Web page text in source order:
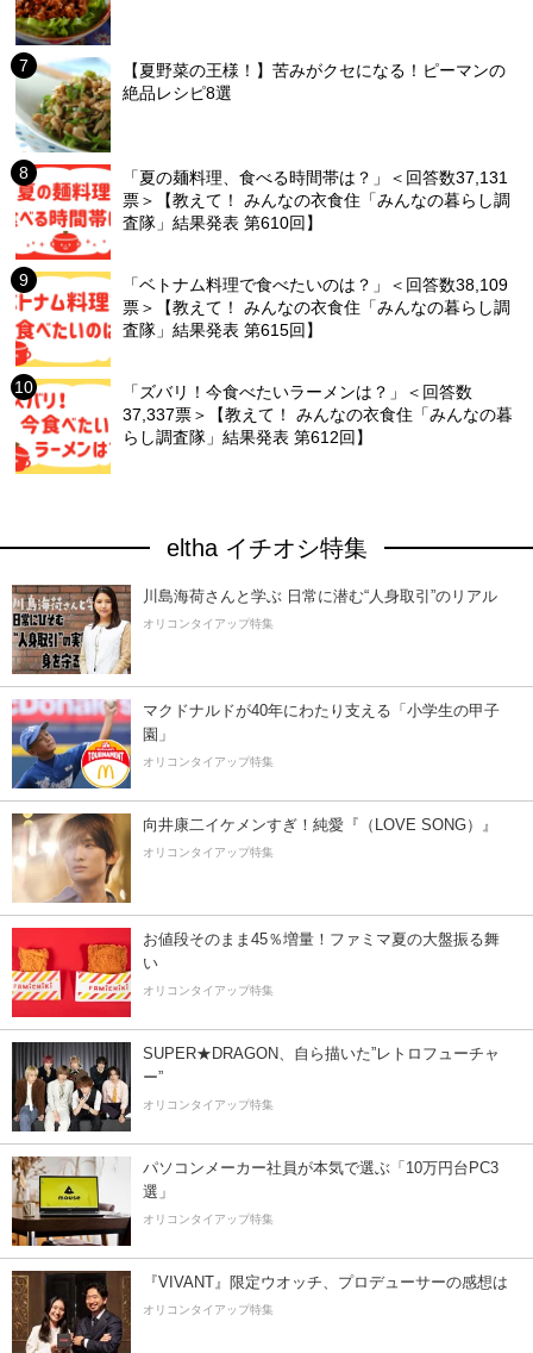
【夏野菜の王様！】苦みがクセになる！ピーマンの
絶品レシピ8選
「夏の麺料理、食べる時間帯は？」＜回答数37,131
票＞【教えて！ みんなの衣食住「みんなの暮らし調
査隊」結果発表 第610回】
「ベトナム料理で食べたいのは？」＜回答数38,109
票＞【教えて！ みんなの衣食住「みんなの暮らし調
査隊」結果発表 第615回】
「ズバリ！今食べたいラーメンは？」＜回答数
37,337票＞【教えて！ みんなの衣食住「みんなの暮
らし調査隊」結果発表 第612回】
eltha イチオシ特集
川島海荷さんと学ぶ 日常に潜む“人身取引”のリアル
オリコンタイアップ特集
マクドナルドが40年にわたり支える「小学生の甲子
園」
オリコンタイアップ特集
向井康二イケメンすぎ！純愛『（LOVE SONG）』
オリコンタイアップ特集
お値段そのまま45％増量！ファミマ夏の大盤振る舞
い
オリコンタイアップ特集
SUPER★DRAGON、自ら描いた”レトロフューチャ
ー”
オリコンタイアップ特集
パソコンメーカー社員が本気で選ぶ「10万円台PC3
選」
オリコンタイアップ特集
『VIVANT』限定ウオッチ、プロデューサーの感想は
オリコンタイアップ特集